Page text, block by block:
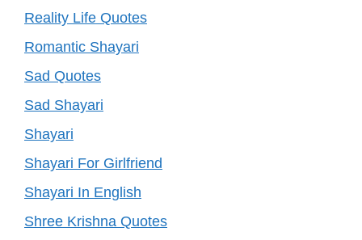
Reality Life Quotes
Romantic Shayari
Sad Quotes
Sad Shayari
Shayari
Shayari For Girlfriend
Shayari In English
Shree Krishna Quotes